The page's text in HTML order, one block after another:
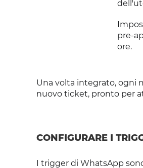
pre-
ore.
Una volta integrato, ogni
nuovo ticket, pronto per
CONFIGURARE I
I trigger di WhatsApp